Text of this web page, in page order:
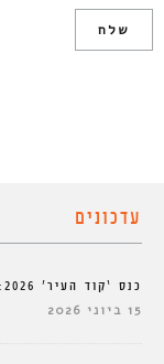
עדכונים
כנס ‘קוד העיר’ 2026: פענוח ועיצוב עיר המחר
15 ביוני 2026